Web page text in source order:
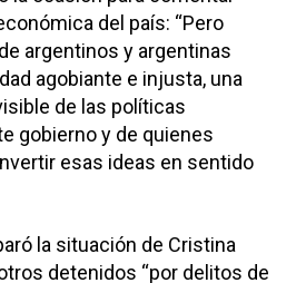
del país: “Pero
argentinos y argentinas
agobiante e injusta, una
de las políticas
gobierno y de quienes
esas ideas en sentido
la situación de Cristina
detenidos “por delitos de